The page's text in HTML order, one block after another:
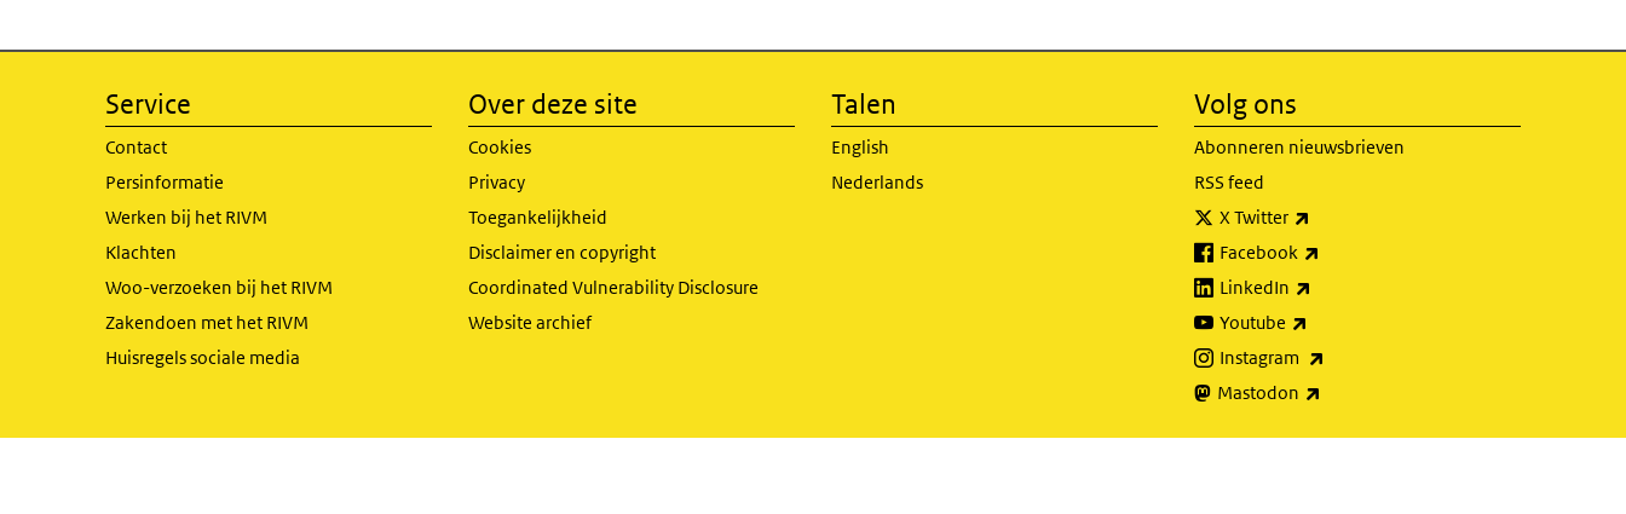
Service
Contact
Persinformatie
Werken bij het RIVM
Klachten
Woo-verzoeken bij het RIVM
Zakendoen met het RIVM
Huisregels sociale media
Over deze site
Cookies
Privacy
Toegankelijkheid
Disclaimer en copyright
Coordinated Vulnerability Disclosure
Website archief
Talen
English
Nederlands
Volg ons
Abonneren nieuwsbrieven
RSS feed
X Twitter
Facebook
LinkedIn
Youtube
Instagram
Mastodon